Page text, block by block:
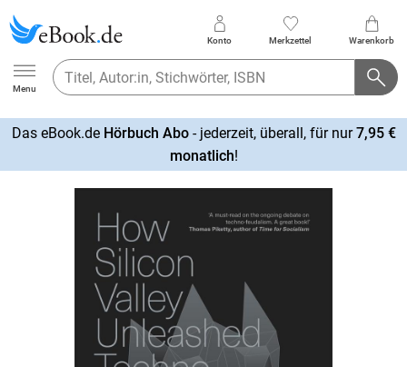
Ebook.de
Menu
Konto Merkzettel Warenkorb
Das eBook.de Hörbuch Abo- jederzeit, überall, für nur7,95 €
monatlich!